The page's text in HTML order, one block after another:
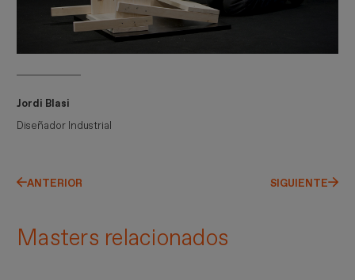
Jordi Blasi
Diseñador Industrial
ANTERIOR SIGUIENTE
Masters relacionados